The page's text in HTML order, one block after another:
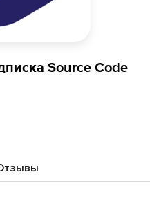
Source Code